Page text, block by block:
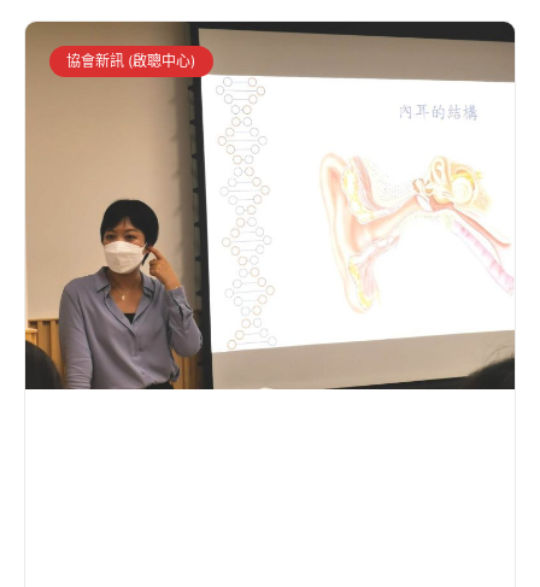
協會新訊 (啟聰中心)